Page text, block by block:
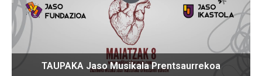
TAUPAKA Jaso Musikala Prentsaurrekoa